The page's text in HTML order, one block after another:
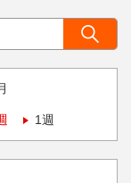
1週